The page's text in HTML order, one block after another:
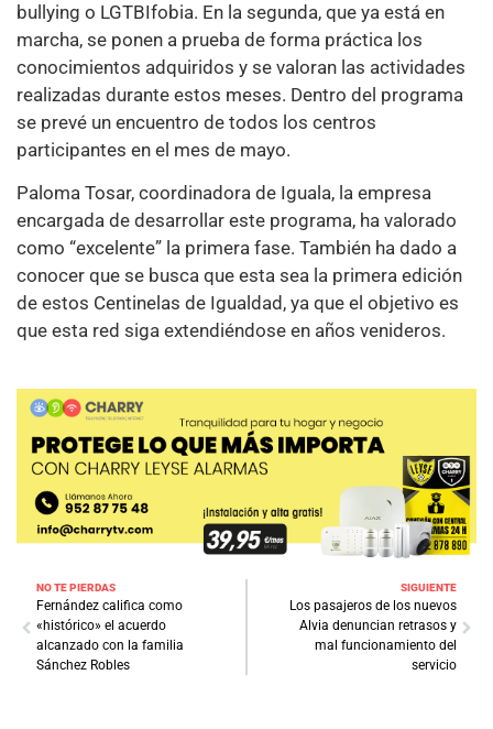
bullying o LGTBIfobia. En la segunda, que ya está en
marcha, se ponen a prueba de forma práctica los
conocimientos adquiridos y se valoran las actividades
realizadas durante estos meses. Dentro del programa
se prevé un encuentro de todos los centros
participantes en el mes de mayo.
Paloma Tosar, coordinadora de Iguala, la empresa
encargada de desarrollar este programa, ha valorado
como “excelente” la primera fase. También ha dado a
conocer que se busca que esta sea la primera edición
de estos Centinelas de Igualdad, ya que el objetivo es
que esta red siga extendiéndose en años venideros.
NO TE PIERDAS
Fernández califica como
«histórico» el acuerdo
alcanzado con la familia
Sánchez Robles
SIGUIENTE
Los pasajeros de los nuevos
Alvia denuncian retrasos y
mal funcionamiento del
servicio